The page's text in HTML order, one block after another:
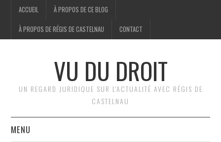
ACCUEIL À PROPOS DE CE BLOG
À PROPOS DE RÉGIS DE CASTELNAU CONTACT
VU DU DROIT
UN REGARD JURIDIQUE SUR L'ACTUALITÉ AVEC RÉGIS DE
CASTELNAU
MENU